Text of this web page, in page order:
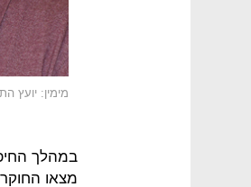
מימין: יועץ
במהלך
מצאו